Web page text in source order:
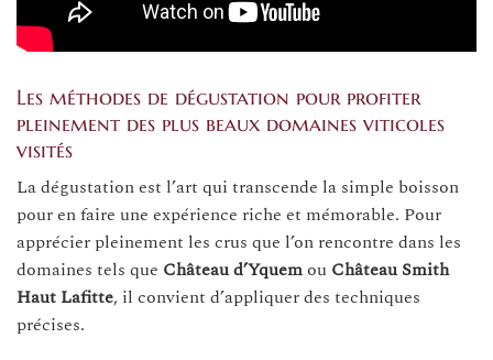
Les méthodes de dégustation pour profiter
pleinement des plus beaux domaines viticoles
visités
La dégustation est l’art qui transcende la simple boisson
pour en faire une expérience riche et mémorable. Pour
apprécier pleinement les crus que l’on rencontre dans les
domaines tels que Château d’Yquemou Château Smith
Haut Lafitte, il convient d’appliquer des techniques
précises.